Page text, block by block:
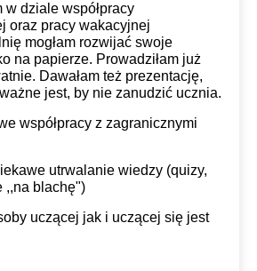
w dziale współpracy
oraz pracy wakacyjnej
mogłam rozwijać swoje
na papierze. Prowadziłam już
Dawałam też prezentację,
jest, by nie zanudzić ucznia.
współpracy z zagranicznymi
utrwalanie wiedzy (quizy,
,,na blachę")
uczącej jak i uczącej się jest